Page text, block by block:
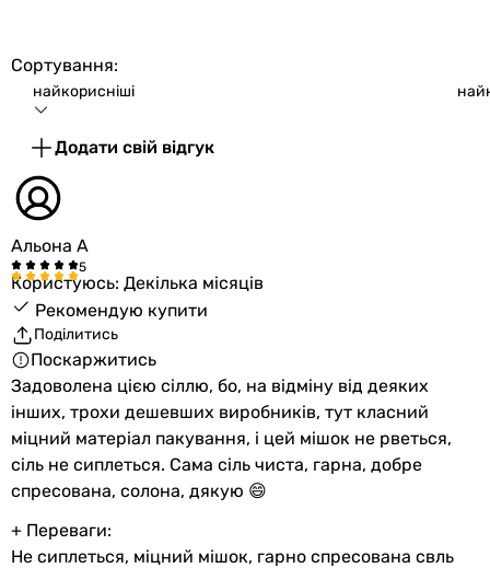
Сортування:
найкорисніші
Додати свій відгук
Альона А
Користуюсь: Декілька місяців
Рекомендую купити
Поділитись
Поскаржитись
Задоволена цією сіллю, бо, на відміну від деяких
інших, трохи дешевших виробників, тут класний
міцний матеріал пакування, і цей мішок не рветься,
сіль не сиплеться. Сама сіль чиста, гарна, добре
спресована, солона, дякую 😄
+ Переваги:
Не сиплеться, міцний мішок, гарно спресована свль